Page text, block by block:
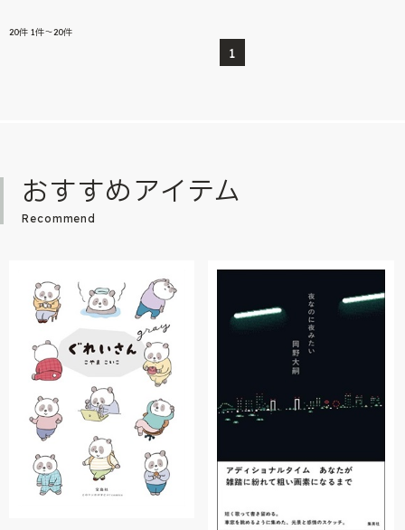
20件 1件～20件
1
おすすめアイテム
Recommend